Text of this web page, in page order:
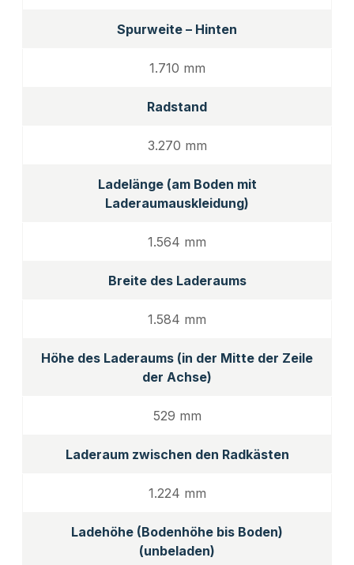
Spurweite – Hinten
1.710 mm
Radstand
3.270 mm
Ladelänge (am Boden mit
Laderaumauskleidung)
1.564 mm
Breite des Laderaums
1.584 mm
Höhe des Laderaums (in der Mitte der Zeile
der Achse)
529 mm
Laderaum zwischen den Radkästen
1.224 mm
Ladehöhe (Bodenhöhe bis Boden)
(unbeladen)